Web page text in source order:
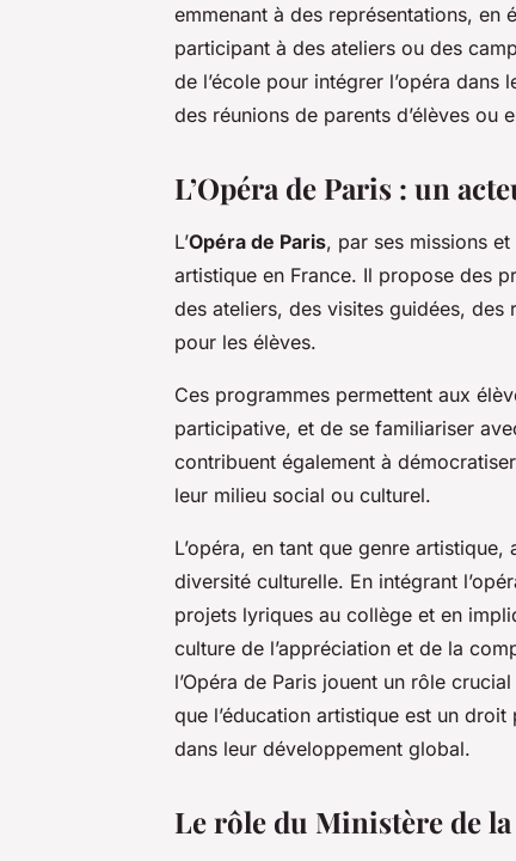
emmenant à des représentations, en
participant à des ateliers ou des
de l’école pour intégrer l’opéra
des réunions de parents d’élèves
L’Opéra de Paris : un
L’Opéra de Paris, par ses missions
artistique en France. Il propose des
des ateliers, des visites guidées,
pour les élèves.
Ces programmes permettent aux
participative, et de se familiariser
contribuent également à
leur milieu social ou culturel.
L’opéra, en tant que genre
diversité culturelle. En intégrant
projets lyriques au collège et en
culture de l’appréciation et de la
l’Opéra de Paris jouent un rôle
que l’éducation artistique est un
dans leur développement global.
Le rôle du Ministère de